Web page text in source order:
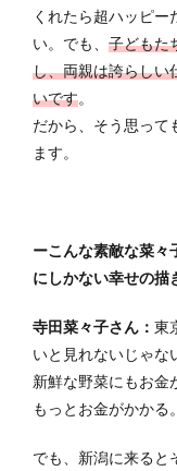
くれたら超ハッピー
い。でも、 子どもた
し、両親は誇らしい
いです。
だから、そう思って
ます。
ーこんな素敵な菜々
にしかない幸せの描
寺田菜々子さん： 東
いと見れないじゃな
新鮮な野菜にもお金
もっとお金がかかる。
でも、新潟に来ると